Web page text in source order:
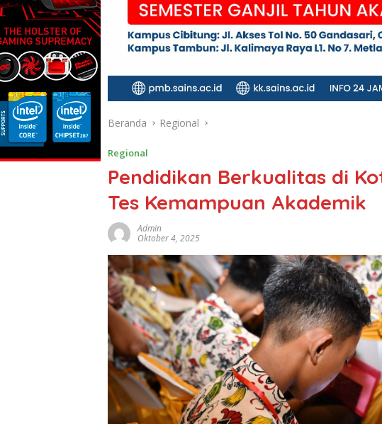
Beranda Regional
Regional
Pendidikan Berkualitas di
Tes Kemampuan Akademik
Admin
Oktober 4, 2025